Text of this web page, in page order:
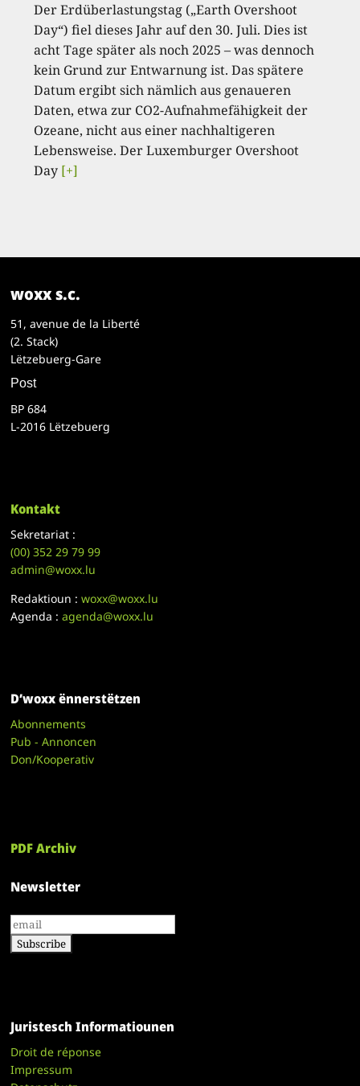
Der Erdüberlastungstag („Earth Overshoot
Day“) fiel dieses Jahr auf den 30. Juli. Dies ist
acht Tage später als noch 2025 – was dennoch
kein Grund zur Entwarnung ist. Das spätere
Datum ergibt sich nämlich aus genaueren
Daten, etwa zur CO2-Aufnahmefähigkeit der
Ozeane, nicht aus einer nachhaltigeren
Lebensweise. Der Luxemburger Overshoot
Day [+]
woxx s.c.
51, avenue de la Liberté
(2. Stack)
Lëtzebuerg-Gare
Post
BP 684
L-2016 Lëtzebuerg
Kontakt
Sekretariat :
(00)352 29 79 99
admin@woxx.lu
Redaktioun :woxx@woxx.lu
Agenda :agenda@woxx.lu
D’woxx ënnerstëtzen
Abonnements
Pub - Annoncen
Don/Kooperativ
PDF Archiv
Newsletter
Juristesch Informatiounen
Droit de réponse
Impressum